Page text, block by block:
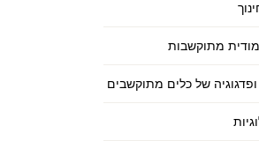
מתוקשבות
של כלים מתוקשבים